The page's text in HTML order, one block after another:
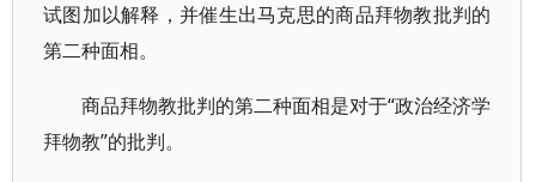
试图加以解释，并催生出马克思的商品拜物教批判的
第二种面相。
商品拜物教批判的第二种面相是对于“政治经济学
拜物教”的批判。